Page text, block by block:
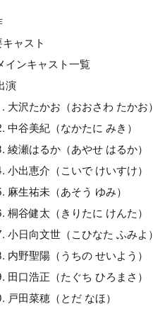
ャスト
インキャスト一覧
演
大沢たかお（おおさわ たかお）
中谷美紀（なかたに みき）
綾瀬はるか（あやせ はるか）
小出恵介（こいで けいすけ）
麻生祐未（あそう ゆみ）
桐谷健太（きりたに けんた）
小日向文世（こひなた ふみよ）
内野聖陽（うちの せいよう）
田口浩正（たぐち ひろまさ）
戸田菜穂（とだ なほ）